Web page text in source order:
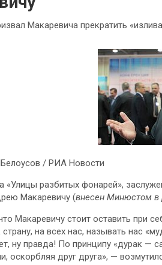
Макаревича прекратить
/ РИА Новости
«Улицы разбитых фонарей»,
Макаревичу (внесен Минюстом в
Макаревичу стоит оставить при
на всех нас, называть нас
ну правда! По принципу «дурак —
оскорбляя друг друга», —